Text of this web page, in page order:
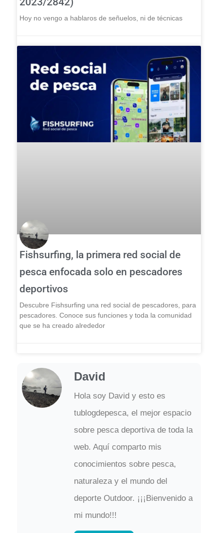
Hoy no vengo a hablaros de señuelos, ni de técnicas
Fishsurfing, la primera red social de
pesca enfocada solo en pescadores
deportivos
Descubre Fishsurfing una red social de pescadores, para
pescadores. Conoce sus funciones y toda la comunidad
que se ha creado alrededor
David
Hola soy David y esto es
tublogdepesca, el mejor espacio
sobre pesca deportiva de toda la
web. Aquí comparto mis
conocimientos sobre pesca,
naturaleza y el mundo del
deporte Outdoor. ¡¡¡Bienvenido a
mi mundo!!!